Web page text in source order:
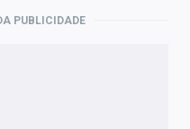
PUBLICIDADE